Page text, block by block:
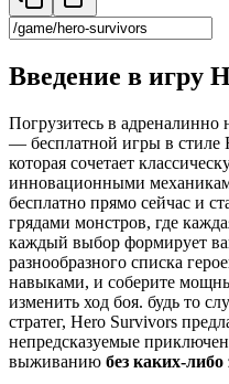
Введение в игру
Погрузитесь в
— бесплатной игры в стиле
которая сочетает
инновационными
бесплатно прямо сейчас и
грядами монстров, где
каждый выбор формирует
разнообразного списка
навыками, и соберите
изменить ход боя. будь то
стратег, Hero Survivors
непредсказуемые
выживанию без каких-либо